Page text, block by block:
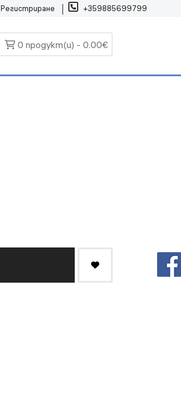
Регистриране +359885699799
0 продукт(и) - 0.00€